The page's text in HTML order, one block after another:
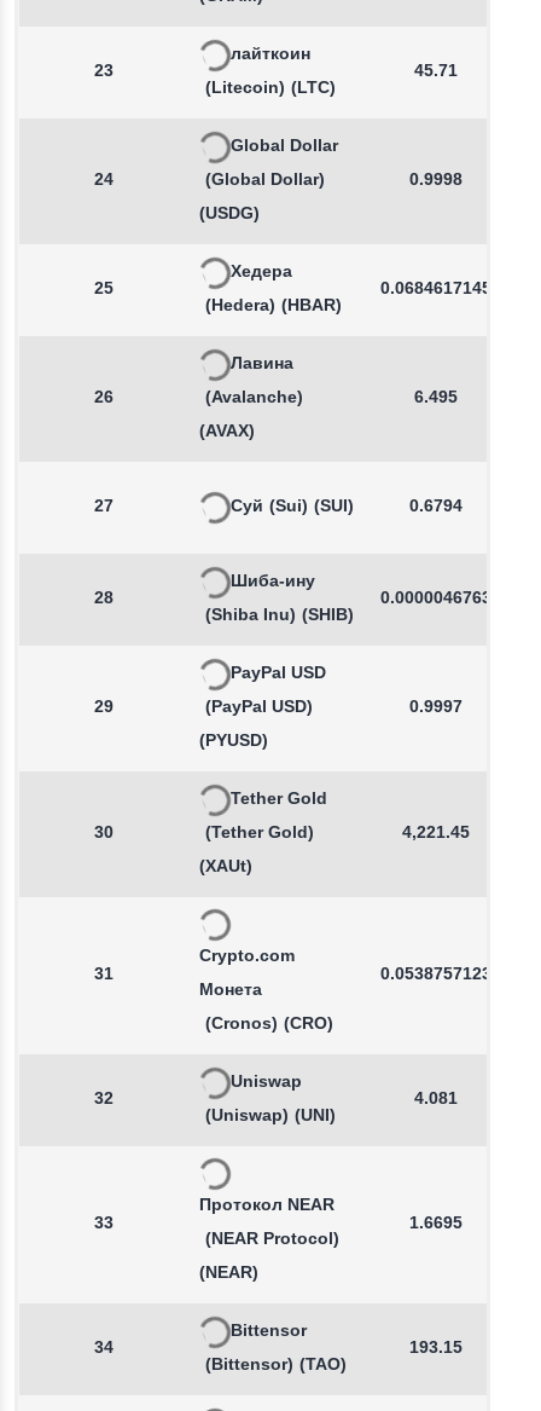
23
лайткоин
(Litecoin) (LTC)
45.71
24
Global Dollar
(Global Dollar)
(USDG)
0.9998
25
Хедера
(Hedera) (HBAR)
0.0684617145
26
Лавина
(Avalanche)
(AVAX)
6.495
27 Суй (Sui) (SUI) 0.6794
28
Шиба-ину
(Shiba Inu) (SHIB)
0.0000046763
29
PayPal USD
(PayPal USD)
(PYUSD)
0.9997
30
Tether Gold
(Tether Gold)
(XAUt)
4,221.45
31
Crypto.com
Монета
(Cronos) (CRO)
0.0538757123
32
Uniswap
(Uniswap) (UNI)
4.081
33
Протокол NEAR
(NEAR Protocol)
(NEAR)
1.6695
34
Bittensor
(Bittensor) (TAO)
193.15